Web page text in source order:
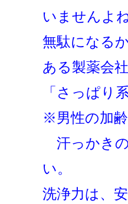
いませんよね
無駄になるか
ある製薬会
「さっぱり
※男性の加
汗っかき
い。
洗浄力は、